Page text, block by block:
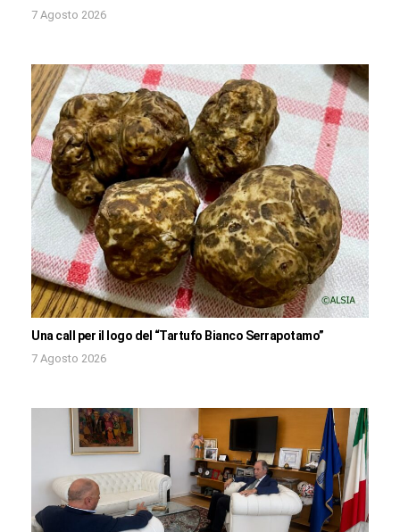
7 Agosto 2026
Una call per il logo del “Tartufo Bianco Serrapotamo”
7 Agosto 2026